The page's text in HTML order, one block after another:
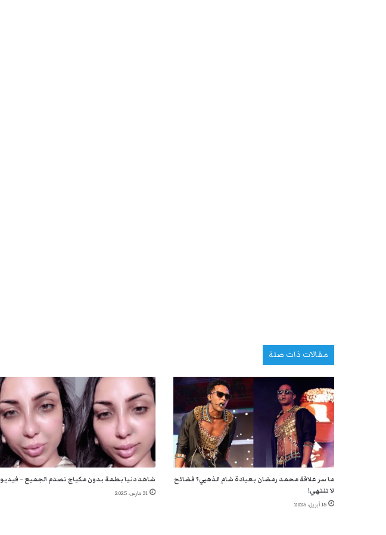
مقالات ذات صلة
ما سر علاقة محمد رمضان بعيادة شام الذهبي؟ فضائح
لا تنتهي!
15 أبريل، 2025
شاهد دنيا بطمة بدون مكياج تصدم الجميع – فيديو
31 مارس، 2025